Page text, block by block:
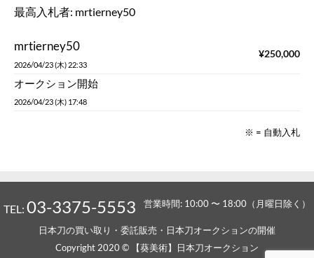
最高入札者: mrtierney50
mrtierney50
2026/04/23 (木) 22:33
¥250,000
オークション開始
2026/04/23 (木) 17:48
※ = 自動入札
TEL:03-3375-5553 営業時間: 10:00 〜 18:00（月曜日除く）
日本刀の買い取り・委託販売・日本刀オークションの開催
Copyright 2020 © 【葵美術】日本刀オークション